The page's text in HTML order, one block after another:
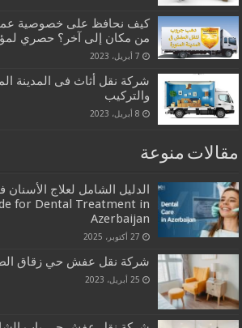
كيف نحافظ على خصوصية
من مكان إلى آخر؟ حصري
7 أبريل، 2023
شركة نقل أثاث فى المدينة
والتركيب
8 أبريل، 2023
مقالات منوعة
for Dental Treatment in
Azerbaijan
27 أكتوبر، 2025
شركة نقل عفش حي زقاق
25 أبريل، 2023